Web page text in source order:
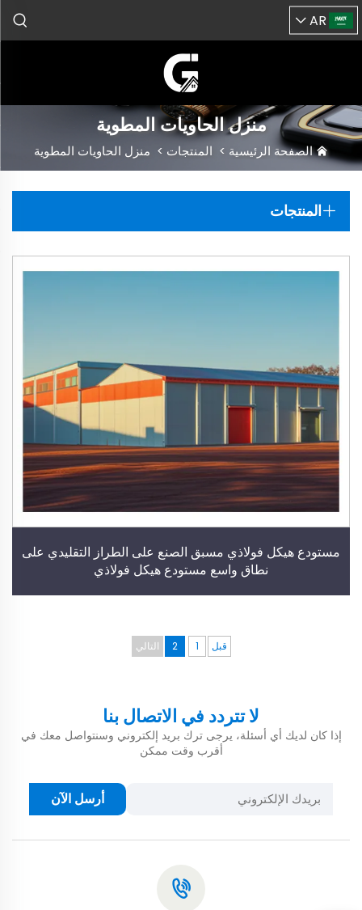
AR
منزل الحاويات المطوية
الصفحة الرئيسية > المنتجات > منزل الحاويات المطوية
المنتجات
مستودع هيكل فولاذي مسبق الصنع على الطراز التقليدي على
نطاق واسع مستودع هيكل فولاذي
قبل 1
2 التالي
لا تتردد في الاتصال بنا
إذا كان لديك أي أسئلة، يرجى ترك بريد إلكتروني وسنتواصل معك في
أقرب وقت ممكن
أرسل الآن